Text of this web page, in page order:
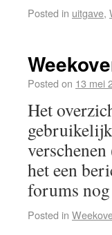
Posted in uitgave,
Posted on 13 mei
Het
het een
forums
Posted in